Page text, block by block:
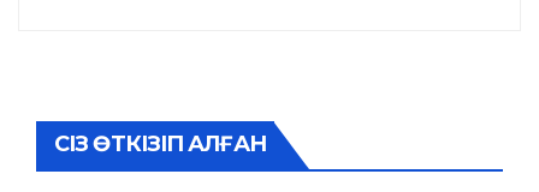
СІЗ ӨТКІЗІП АЛҒАН